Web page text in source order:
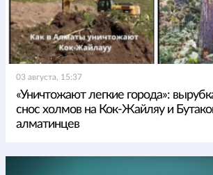
03 августа, 15:37
«Уничтожают легкие города»:
снос холмов на Кок-Жайляу и
алматинцев